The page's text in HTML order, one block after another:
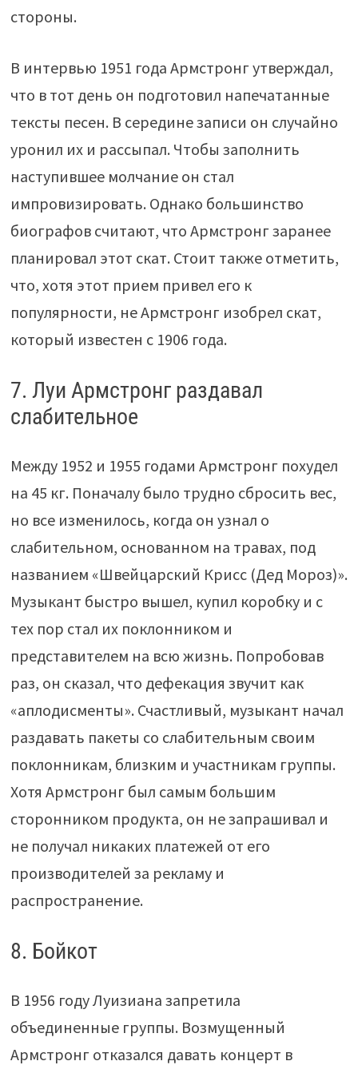
стороны.
В интервью 1951 года Армстронг утверждал,
что в тот день он подготовил напечатанные
тексты песен. В середине записи он случайно
уронил их и рассыпал. Чтобы заполнить
наступившее молчание он стал
импровизировать. Однако большинство
биографов считают, что Армстронг заранее
планировал этот скат. Стоит также отметить,
что, хотя этот прием привел его к
популярности, не Армстронг изобрел скат,
который известен с 1906 года.
7. Луи Армстронг раздавал
слабительное
Между 1952 и 1955 годами Армстронг похудел
на 45 кг. Поначалу было трудно сбросить вес,
но все изменилось, когда он узнал о
слабительном, основанном на травах, под
названием «Швейцарский Крисс (Дед Мороз)».
Музыкант быстро вышел, купил коробку и с
тех пор стал их поклонником и
представителем на всю жизнь. Попробовав
раз, он сказал, что дефекация звучит как
«аплодисменты». Счастливый, музыкант начал
раздавать пакеты со слабительным своим
поклонникам, близким и участникам группы.
Хотя Армстронг был самым большим
сторонником продукта, он не запрашивал и
не получал никаких платежей от его
производителей за рекламу и
распространение.
8. Бойкот
В 1956 году Луизиана запретила
объединенные группы. Возмущенный
Армстронг отказался давать концерт в